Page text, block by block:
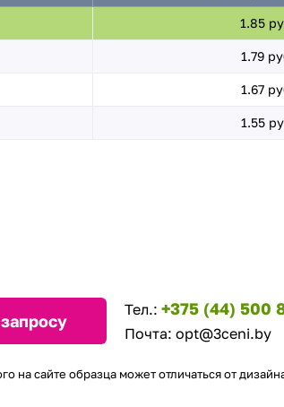
1.85
1.79
1.67
1.55
Тел.: +375 (44) 500
Почта: opt@3ceni.by
на сайте образца может отличаться от